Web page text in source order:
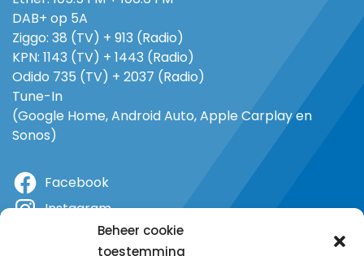
Beheer cookie
toestemming
DAB+ op 5A
Ziggo: 38 (TV) + 913 (Radio)
KPN: 1143 (TV) + 1443 (Radio)
Odido 735 (TV) + 2037 (Radio)
Tune-In
(Google Home, Android Auto, Apple Carplay en
Sonos)
Facebook
Instagram